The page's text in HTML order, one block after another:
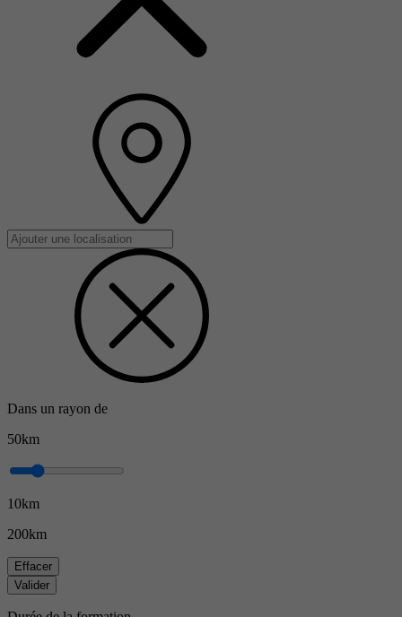
Dans un rayon de
50km
10km
200km
Effacer
Valider